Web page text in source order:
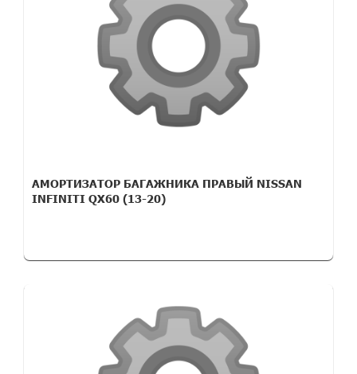
АМОРТИЗАТОР БАГАЖНИКА ПРАВЫЙ NISSAN
INFINITI QX60 (13-20)